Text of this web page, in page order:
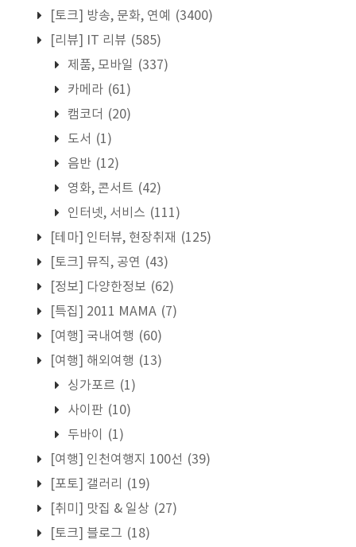
[토크] 방송, 문화, 연예
(3400)
[리뷰] IT 리뷰 (585)
제품, 모바일 (337)
카메라 (61)
캠코더 (20)
도서 (1)
음반 (12)
영화, 콘서트 (42)
인터넷, 서비스 (111)
[테마] 인터뷰, 현장취재 (125)
[토크] 뮤직, 공연 (43)
[정보] 다양한정보 (62)
[특집] 2011 MAMA (7)
[여행] 국내여행 (60)
[여행] 해외여행 (13)
싱가포르 (1)
사이판 (10)
두바이
(1)
[여행] 인천여행지 100선 (39)
[포토] 갤러리
(19)
[취미] 맛집 & 일상 (27)
[토크] 블로그 (18)